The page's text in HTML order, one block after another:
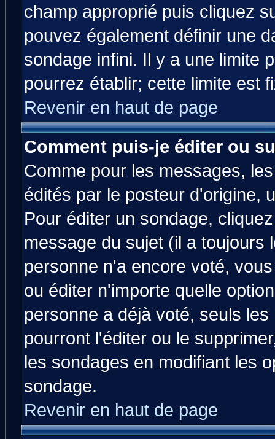
champ approprié puis cliquez
pouvez également définir une
sondage infini. Il y a une limite
pourrez établir; cette limite est
Revenir en haut de page
Comment puis-je éditer ou
Comme pour les messages,
édités par le posteur d'origine,
Pour éditer un sondage,
message du sujet (il a toujours
personne n'a encore voté,
ou éditer n'importe quelle
personne a déjà voté, seuls
pourront l'éditer ou le
les sondages en modifiant les
sondage.
Revenir en haut de page